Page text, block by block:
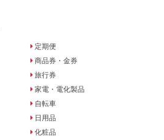
定期便
商品券・金券
旅行券
家電・電化製品
自転車
日用品
化粧品